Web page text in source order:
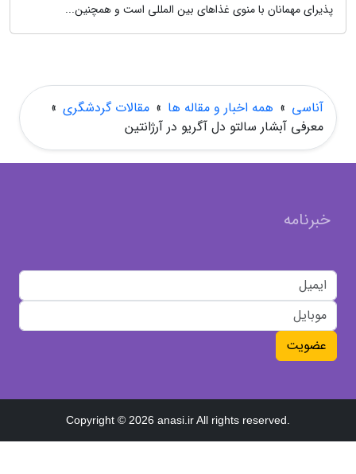
پذیرای مهمانان با منوی غذاهای بین المللی است و همچنین...
آناسی » همه اخبار و مقاله ها » مقالات گردشگری »
معرفی آبشار سالتو دل آگریو در آرژانتین
خبرنامه
عضویت
Copyright © 2026 anasi.ir All rights reserved.